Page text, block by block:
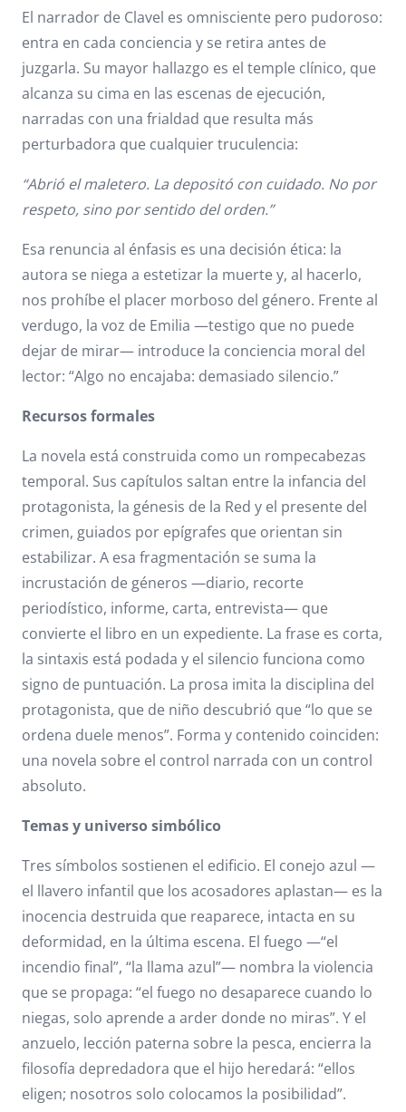
El narrador de Clavel es omnisciente pero pudoroso:
entra en cada conciencia y se retira antes de
juzgarla. Su mayor hallazgo es el temple clínico, que
alcanza su cima en las escenas de ejecución,
narradas con una frialdad que resulta más
perturbadora que cualquier truculencia:
“Abrió el maletero. La depositó con cuidado. No por
respeto, sino por sentido del orden.”
Esa renuncia al énfasis es una decisión ética: la
autora se niega a estetizar la muerte y, al hacerlo,
nos prohíbe el placer morboso del género. Frente al
verdugo, la voz de Emilia —testigo que no puede
dejar de mirar— introduce la conciencia moral del
lector: “Algo no encajaba: demasiado silencio.”
Recursos formales
La novela está construida como un rompecabezas
temporal. Sus capítulos saltan entre la infancia del
protagonista, la génesis de la Red y el presente del
crimen, guiados por epígrafes que orientan sin
estabilizar. A esa fragmentación se suma la
incrustación de géneros —diario, recorte
periodístico, informe, carta, entrevista— que
convierte el libro en un expediente. La frase es corta,
la sintaxis está podada y el silencio funciona como
signo de puntuación. La prosa imita la disciplina del
protagonista, que de niño descubrió que “lo que se
ordena duele menos”. Forma y contenido coinciden:
una novela sobre el control narrada con un control
absoluto.
Temas y universo simbólico
Tres símbolos sostienen el edificio. El conejo azul —
el llavero infantil que los acosadores aplastan— es la
inocencia destruida que reaparece, intacta en su
deformidad, en la última escena. El fuego —“el
incendio final”, “la llama azul”— nombra la violencia
que se propaga: “el fuego no desaparece cuando lo
niegas, solo aprende a arder donde no miras”. Y el
anzuelo, lección paterna sobre la pesca, encierra la
filosofía depredadora que el hijo heredará: “ellos
eligen; nosotros solo colocamos la posibilidad”.